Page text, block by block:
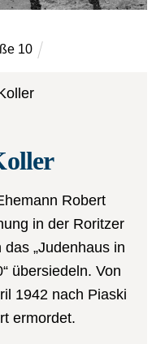
10
Robert
in der Roritzer
„Judenhaus in
übersiedeln. Von
1942 nach Piaski
ermordet.